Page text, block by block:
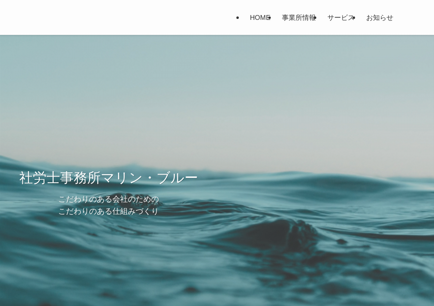
HOME 事業所情報 サービス お知らせ
社労士事務所マリン・ブルー
こだわりのある会社のための
こだわりのある仕組みづくり